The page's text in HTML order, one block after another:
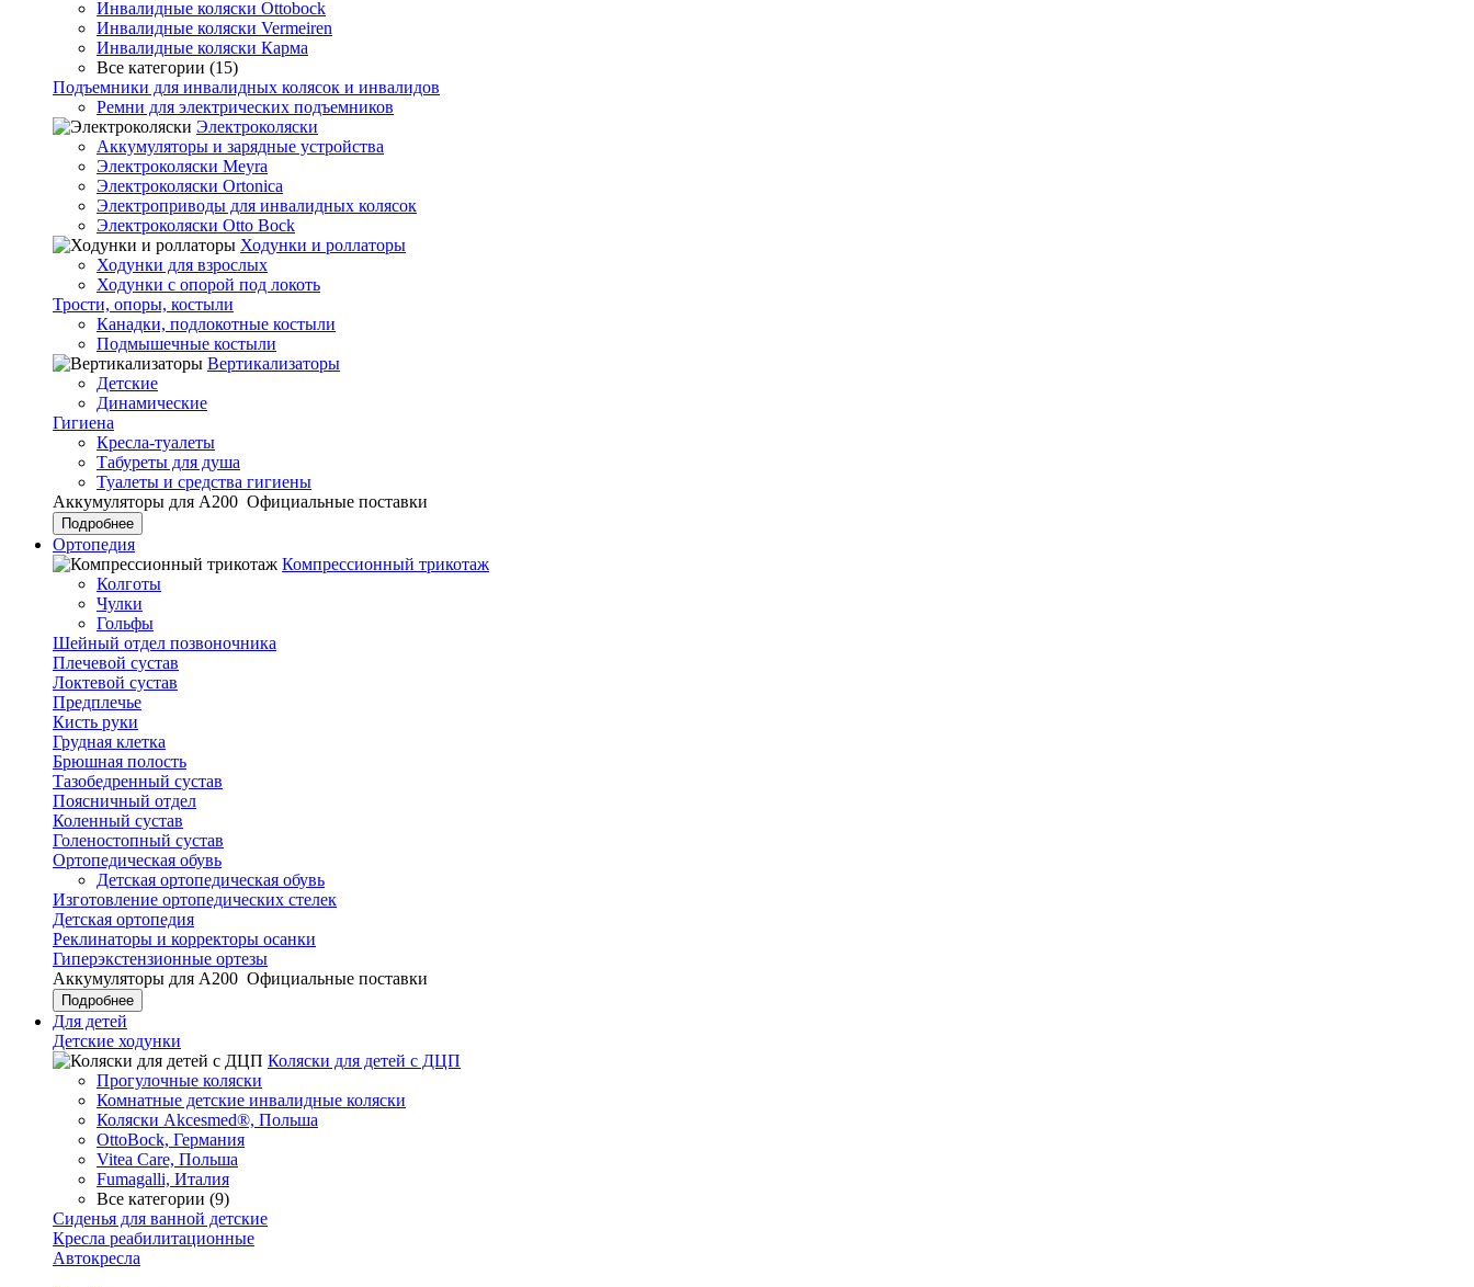
Инвалидные коляски Ottobock
Инвалидные коляски Vermeiren
Инвалидные коляски Карма
Все категории (15)
Подъемники для инвалидных колясок и инвалидов
Ремни для электрических подъемников
Электроколяски
Аккумуляторы и зарядные устройства
Электроколяски Meyra
Электроколяски Ortonica
Электроприводы для инвалидных колясок
Электроколяски Otto Bock
Ходунки и роллаторы
Ходунки для взрослых
Ходунки с опорой под локоть
Трости, опоры, костыли
Канадки, подлокотные костыли
Подмышечные костыли
Вертикализаторы
Детские
Динамические
Гигиена
Кресла-туалеты
Табуреты для душа
Туалеты и средства гигиены
Аккумуляторы для А200 Официальные поставки
Подробнее
Ортопедия
Компрессионный трикотаж
Колготы
Чулки
Гольфы
Шейный отдел позвоночника
Плечевой сустав
Локтевой сустав
Предплечье
Кисть руки
Грудная клетка
Брюшная полость
Тазобедренный сустав
Поясничный отдел
Коленный сустав
Голеностопный сустав
Ортопедическая обувь
Детская ортопедическая обувь
Изготовление ортопедических стелек
Детская ортопедия
Реклинаторы и корректоры осанки
Гиперэкстензионные ортезы
Аккумуляторы для А200 Официальные поставки
Подробнее
Для детей
Детские ходунки
Коляски для детей с ДЦП
Прогулочные коляски
Комнатные детские инвалидные коляски
Коляски Akcesmed®, Польша
OttoBock, Германия
Vitea Care, Польша
Fumagalli, Италия
Все категории (9)
Сиденья для ванной детские
Кресла реабилитационные
Автокресла